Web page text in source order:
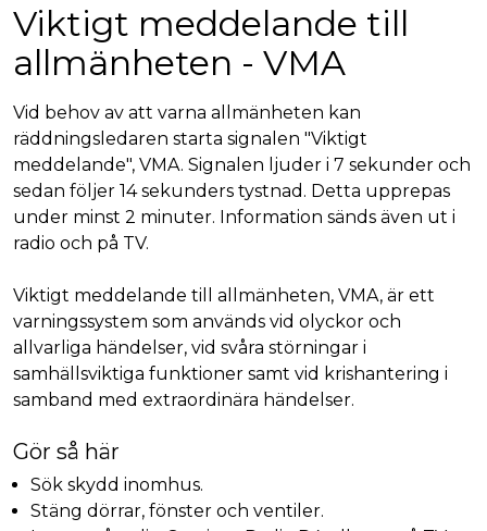
Viktigt meddelande till
allmänheten - VMA
Vid behov av att varna allmänheten kan
räddningsledaren starta signalen "Viktigt
meddelande", VMA. Signalen ljuder i 7 sekunder och
sedan följer 14 sekunders tystnad. Detta upprepas
under minst 2 minuter. Information sänds även ut i
radio och på TV.
Viktigt meddelande till allmänheten, VMA, är ett
varningssystem som används vid olyckor och
allvarliga händelser, vid svåra störningar i
samhällsviktiga funktioner samt vid krishantering i
samband med extraordinära händelser.
Gör så här
Sök skydd inomhus.
Stäng dörrar, fönster och ventiler.